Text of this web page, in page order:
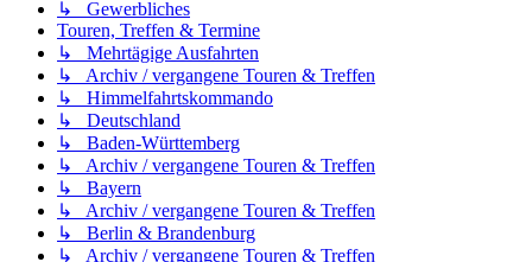
↳ Gewerbliches
Touren, Treffen & Termine
↳ Mehrtägige Ausfahrten
↳ Archiv / vergangene Touren & Treffen
↳ Himmelfahrtskommando
↳ Deutschland
↳ Baden-Württemberg
↳ Archiv / vergangene Touren & Treffen
↳ Bayern
↳ Archiv / vergangene Touren & Treffen
↳ Berlin & Brandenburg
↳ Archiv / vergangene Touren & Treffen